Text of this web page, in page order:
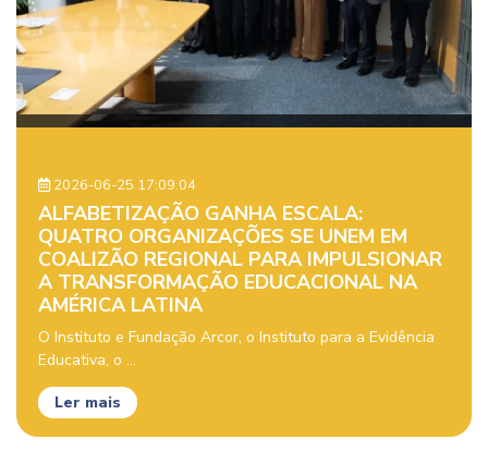
2026-06-25 17:09:04
ALFABETIZAÇÃO GANHA ESCALA:
QUATRO ORGANIZAÇÕES SE UNEM EM
COALIZÃO REGIONAL PARA IMPULSIONAR
A TRANSFORMAÇÃO EDUCACIONAL NA
AMÉRICA LATINA
O Instituto e Fundação Arcor, o Instituto para a Evidência
Educativa, o ...
Ler mais